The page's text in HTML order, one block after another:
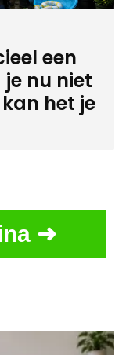
een
nu niet
het je
➜